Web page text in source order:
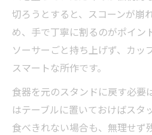
切ろうとすると、スコーンが崩
め、手で丁寧に割るのがポイン
ソーサーごと持ち上げず、カッ
スマートな所作です。
食器を元のスタンドに戻す必要
はテーブルに置いておけばスタ
食べきれない場合も、無理せず